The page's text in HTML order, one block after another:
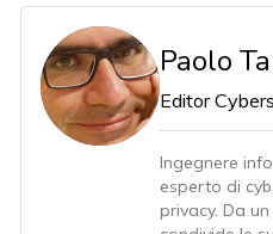
Paolo
Editor
Ingegnere
esperto di
privacy. Da